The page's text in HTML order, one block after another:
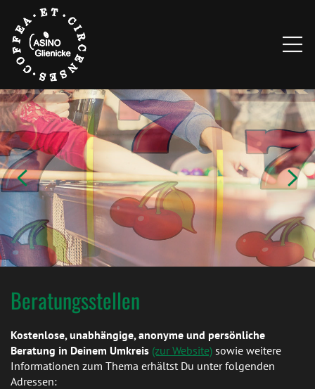
Beratungsstellen
Kostenlose, unabhängige, anonyme und persönliche
Beratung in Deinem Umkreis (zur Website) sowie weitere
Informationen zum Thema erhältst Du unter folgenden
Adressen: